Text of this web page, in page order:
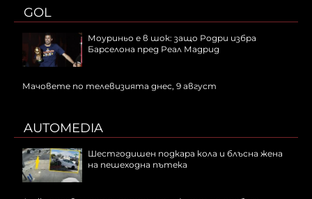
GOL
Моуриньо е в шок: защо Родри избра
Барселона пред Реал Мадрид
Мачовете по телевизията днес, 9 август
AUTOMEDIA
Шестгодишен подкара кола и блъсна жена
на пешеходна пътека